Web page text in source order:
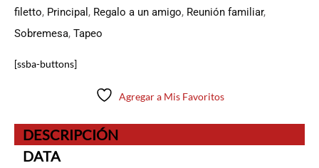
filetto, Principal , Regalo a un amigo, Reunión familiar,
Sobremesa, Tapeo
[ssba-buttons]
Agregar a Mis Favoritos
DESCRIPCIÓN
DATA